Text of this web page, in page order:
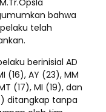
bahwa
telah
berinisial AD
(16), AY (23), MM
(17), MI (19), dan
ditangkap tanpa